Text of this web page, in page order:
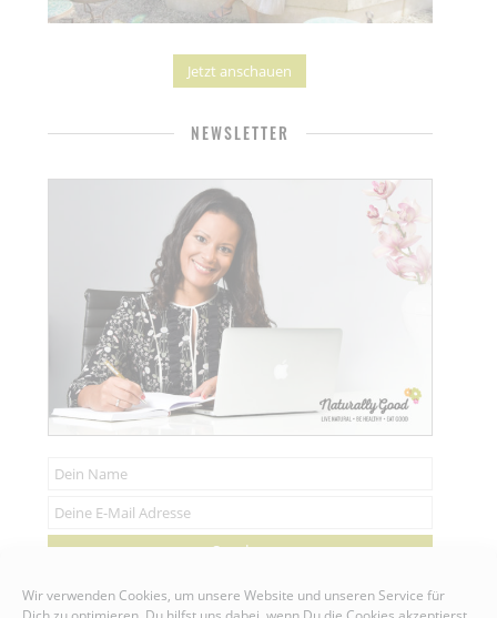
Wir verwenden Cookies, um unsere Website und unseren Service für
Jetzt anschauen
NEWSLETTER
Senden